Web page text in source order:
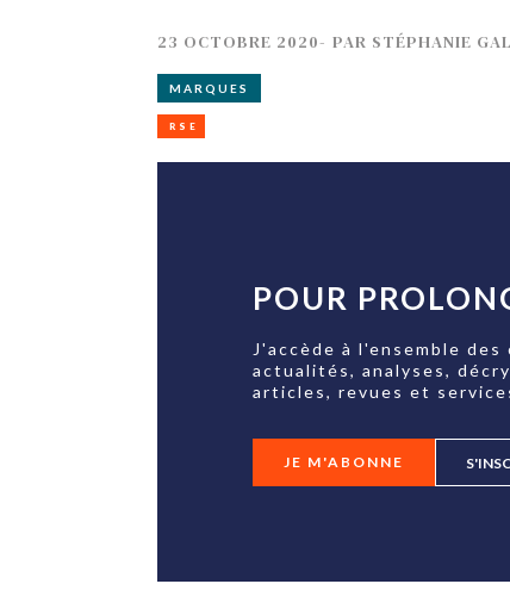
23 OCTOBRE 2020- PAR STÉPHANIE
MARQUES
RSE
POUR
J'accède à l'ensemble
actualités, analyses,
articles, revues et
JE M'ABONNE